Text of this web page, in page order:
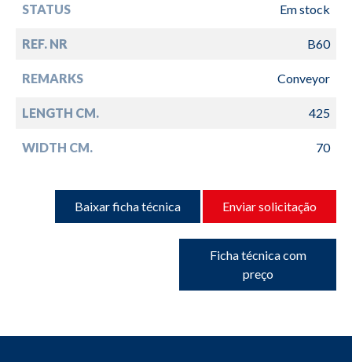
STATUS Em stock
REF. NR B60
REMARKS Conveyor
LENGTH CM. 425
WIDTH CM. 70
Baixar ficha técnica Enviar solicitação
Ficha técnica com
preço